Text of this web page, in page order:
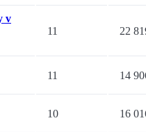
v
11 22
11 14
10 16